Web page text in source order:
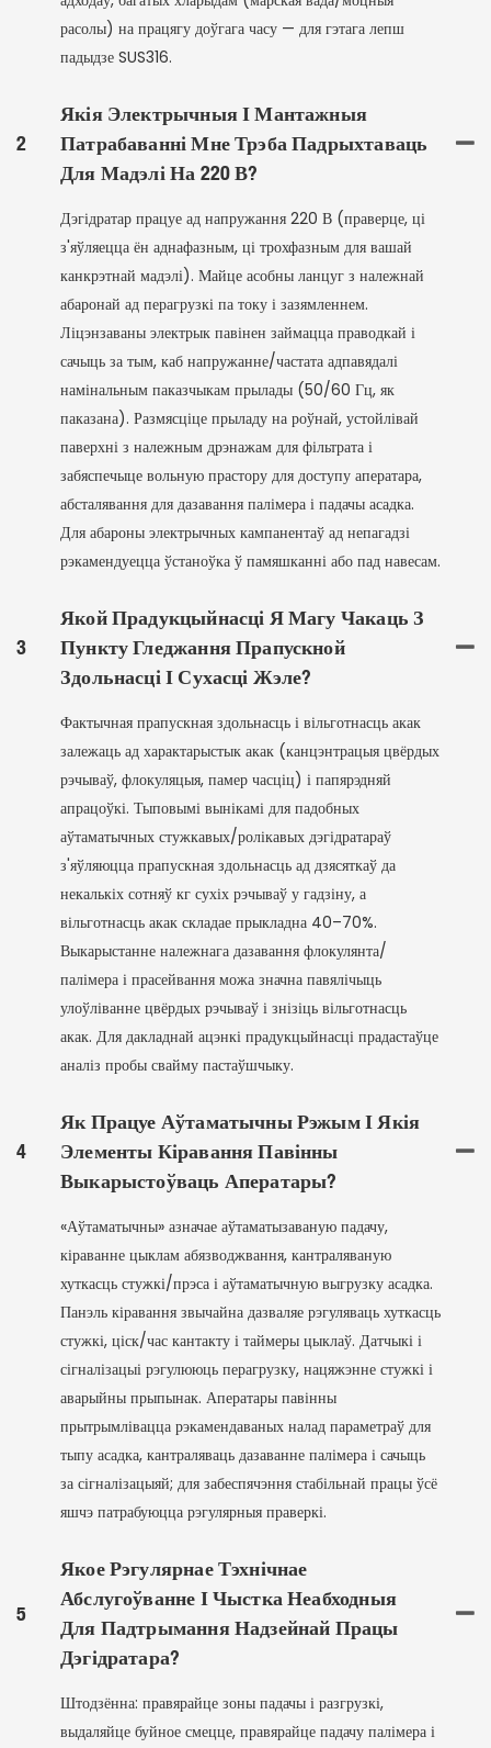
расолы) на працягу доўгага часу — для гэтага лепш
падыдзе SUS316.
2
Якія Электрычныя І Мантажныя
Патрабаванні Мне Трэба Падрыхтаваць
Для Мадэлі На 220 В?
Дэгідратар працуе ад напружання 220 В (праверце, ці
з'яўляецца ён аднафазным, ці трохфазным для вашай
канкрэтнай мадэлі). Майце асобны ланцуг з належнай
абаронай ад перагрузкі па току і зазямленнем.
Ліцэнзаваны электрык павінен займацца праводкай і
сачыць за тым, каб напружанне/частата адпавядалі
намінальным паказчыкам прылады (50/60 Гц, як
паказана). Размясціце прыладу на роўнай, устойлівай
паверхні з належным дрэнажам для фільтрата і
забяспечыце вольную прастору для доступу аператара,
абсталявання для дазавання палімера і падачы асадка.
Для абароны электрычных кампанентаў ад непагадзі
рэкамендуецца ўстаноўка ў памяшканні або пад навесам.
3
Якой Прадукцыйнасці Я Магу Чакаць З
Пункту Гледжання Прапускной
Здольнасці І Сухасці Жэле?
Фактычная прапускная здольнасць і вільготнасць акак
залежаць ад характарыстык акак (канцэнтрацыя цвёрдых
рэчываў, флокуляцыя, памер часціц) і папярэдняй
апрацоўкі. Тыповымі вынікамі для падобных
аўтаматычных стужкавых/ролікавых дэгідратараў
з'яўляюцца прапускная здольнасць ад дзясяткаў да
некалькіх сотняў кг сухіх рэчываў у гадзіну, а
вільготнасць акак складае прыкладна 40–70%.
Выкарыстанне належнага дазавання флокулянта/
палімера і прасейвання можа значна павялічыць
улоўліванне цвёрдых рэчываў і знізіць вільготнасць
акак. Для дакладнай ацэнкі прадукцыйнасці прадастаўце
аналіз пробы свайму пастаўшчыку.
4
Як Працуе Аўтаматычны Рэжым І Якія
Элементы Кіравання Павінны
Выкарыстоўваць Аператары?
«Аўтаматычны» азначае аўтаматызаваную падачу,
кіраванне цыклам абязводжвання, кантраляваную
хуткасць стужкі/прэса і аўтаматычную выгрузку асадка.
Панэль кіравання звычайна дазваляе рэгуляваць хуткасць
стужкі, ціск/час кантакту і таймеры цыклаў. Датчыкі і
сігналізацыі рэгулююць перагрузку, нацяжэнне стужкі і
аварыйны прыпынак. Аператары павінны
прытрымлівацца рэкамендаваных налад параметраў для
тыпу асадка, кантраляваць дазаванне палімера і сачыць
за сігналізацыяй; для забеспячэння стабільнай працы ўсё
яшчэ патрабуюцца рэгулярныя праверкі.
5
Якое Рэгулярнае Тэхнічнае
Абслугоўванне І Чыстка Неабходныя
Для Падтрымання Надзейнай Працы
Дэгідратара?
Штодзённа: правярайце зоны падачы і разгрузкі,
выдаляйце буйное смецце, правярайце падачу палімера і